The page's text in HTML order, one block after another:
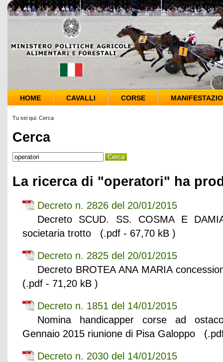
HOME CAVALLI CORSE
Tu sei qui: Cerca
Cerca
La ricerca di "operatori" ha
Decreto n. 2826 del 20/01/2015
Decreto SCUD. SS. COSMA E
societaria trotto (.pdf - 67,70 kB )
Decreto n. 2825 del 20/01/2015
Decreto BROTEA ANA MARIA
(.pdf - 71,20 kB )
Decreto n. 1851 del 14/01/2015
Nomina handicapper corse ad
Gennaio 2015 riunione di Pisa Galoppo
Decreto n. 2030 del 14/01/2015